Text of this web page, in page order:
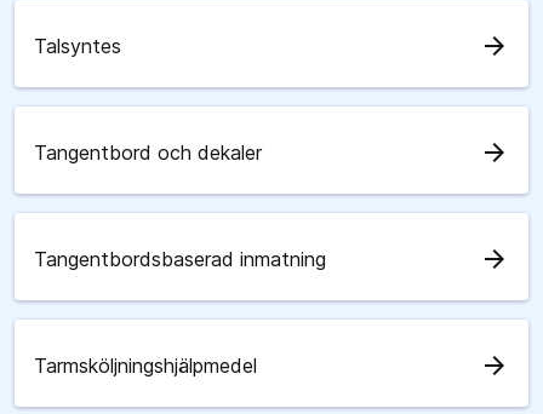
Talsyntes arrow_forward
Tangentbord och dekaler arrow_forward
Tangentbordsbaserad inmatning arrow_forward
Tarmsköljningshjälpmedel arrow_forward